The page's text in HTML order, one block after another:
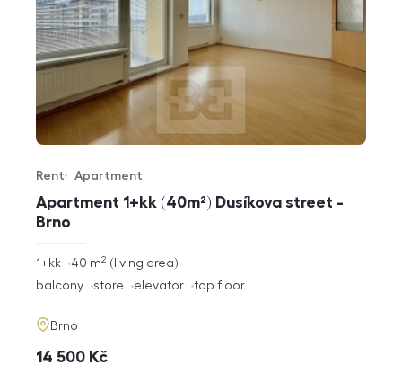
Apartment 1+kk (40m²) Dusíkova street -
Brno
Offer type
Rent
Property type
Apartment
rozměry
1+kk living area
40 m2
funkce
balcony store elevator top floor
adresa
Brno
cena
14 500 Kč